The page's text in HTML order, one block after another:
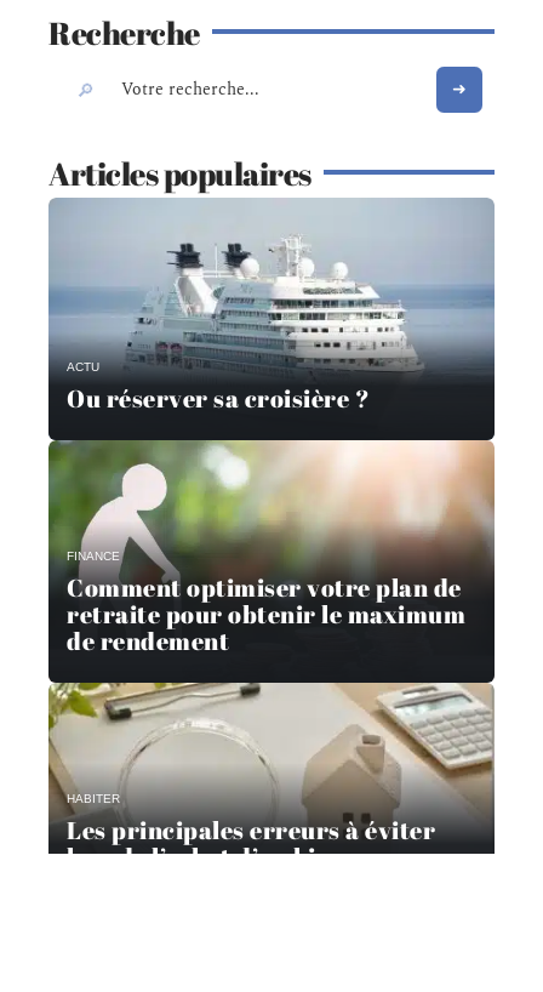
Recherche
Articles populaires
ACTU
Ou réserver sa croisière ?
FINANCE
Comment optimiser votre plan de
retraite pour obtenir le maximum
de rendement
HABITER
Les principales erreurs à éviter
lors de l’achat d’un bien